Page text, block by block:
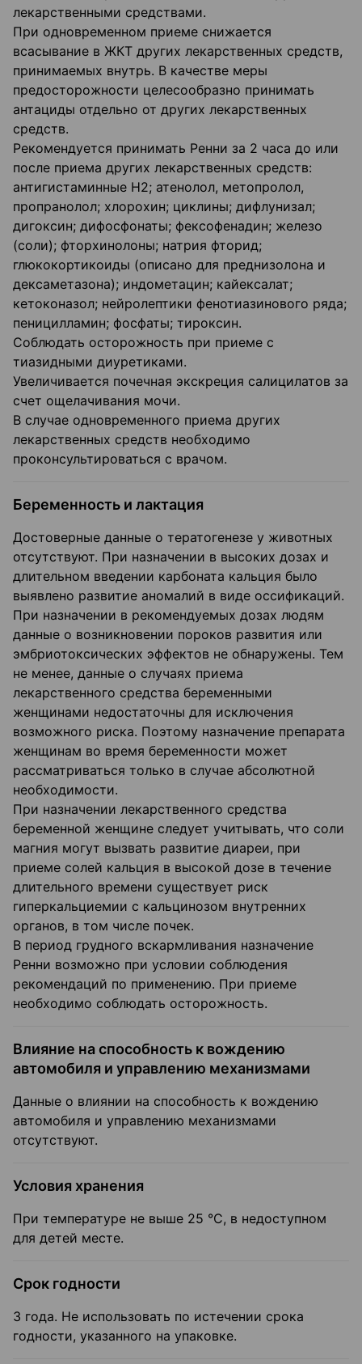
лекарственными средствами.
При одновременном приеме снижается
всасывание в ЖКТ других лекарственных средств,
принимаемых внутрь. В качестве меры
предосторожности целесообразно принимать
антациды отдельно от других лекарственных
средств.
Рекомендуется принимать Ренни за 2 часа до или
после приема других лекарственных средств:
антигистаминные Н2; атенолол, метопролол,
пропранолол; хлорохин; циклины; дифлунизал;
дигоксин; дифосфонаты; фексофенадин; железо
(соли); фторхинолоны; натрия фторид;
глюкокортикоиды (описано для преднизолона и
дексаметазона); индометацин; кайексалат;
кетоконазол; нейролептики фенотиазинового ряда;
пеницилламин; фосфаты; тироксин.
Соблюдать осторожность при приеме с
тиазидными диуретиками.
Увеличивается почечная экскреция салицилатов за
счет ощелачивания мочи.
В случае одновременного приема других
лекарственных средств необходимо
проконсультироваться с врачом.
Беременность и лактация
Достоверные данные о тератогенезе у животных
отсутствуют. При назначении в высоких дозах и
длительном введении карбоната кальция было
выявлено развитие аномалий в виде оссификаций.
При назначении в рекомендуемых дозах людям
данные о возникновении пороков развития или
эмбриотоксических эффектов не обнаружены. Тем
не менее, данные о случаях приема
лекарственного средства беременными
женщинами недостаточны для исключения
возможного риска. Поэтому назначение препарата
женщинам во время беременности может
рассматриваться только в случае абсолютной
необходимости.
При назначении лекарственного средства
беременной женщине следует учитывать, что соли
магния могут вызвать развитие диареи, при
приеме солей кальция в высокой дозе в течение
длительного времени существует риск
гиперкальциемии с кальцинозом внутренних
органов, в том числе почек.
В период грудного вскармливания назначение
Ренни возможно при условии соблюдения
рекомендаций по применению. При приеме
необходимо соблюдать осторожность.
Влияние на способность к вождению
автомобиля и управлению механизмами
Данные о влиянии на способность к вождению
автомобиля и управлению механизмами
отсутствуют.
Условия хранения
При температуре не выше 25 °C, в недоступном
для детей месте.
Срок годности
3 года. Не использовать по истечении срока
годности, указанного на упаковке.